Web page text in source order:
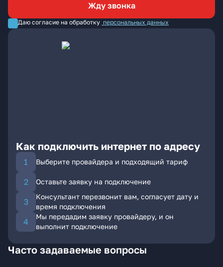
Жду звонка
Даю согласие на обработку персональных данных
Как подключить интернет по адресу
Выберите провайдера и подходящий тариф
Оставьте заявку на подключение
Консультант перезвонит вам, согласует дату и
время подключения
Мы передадим заявку провайдеру, и он
выполнит подключение
Часто задаваемые вопросы